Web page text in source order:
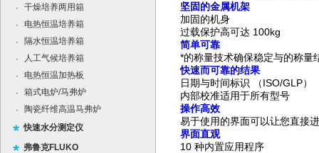
·
干燥培养两用箱
·
电热恒温培养箱
·
隔水恒温培养箱
·
人工气候培养箱
·
电热恒温加热板
·
箱式电炉/马弗炉
·
陶瓷纤维高温马弗炉
快速水分测定仪
弗鲁克FLUKO
坚固的金属机架
加固的机身
过载保护高可达 100kg
简单可靠
*的称量技术确保稳定与的称量
快速而可靠的结果
日期与时间标识 （ISO/GLP）
内部校准适用于所有型号
操作高效
易于使用的界面可以让您直接
界面直观
10 种内置应用程序